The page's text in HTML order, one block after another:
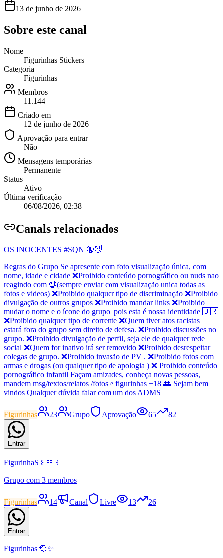
13 de junho de 2026
Sobre este canal
Nome
Figurinhas Stickers
Categoria
Figurinhas
Membros
11.144
Criado em
12 de junho de 2026
Aprovação para entrar
Não
Mensagens temporárias
Permanente
Status
Ativo
Última verificação
06/08/2026, 02:38
Canals relacionados
OS INOCENTES #SQN 🔞😈
Regras do Grupo Se apresente com foto visualização única, com
nome, idade e cidade ❌Proibido conteúdo pornográfico ou nuds nao
reagindo com 🔞(sempre enviar com visualização unica todas as
fotos e videos) ❌Proibido qualquer tipo de discriminação ❌Proibido
divulgação de outros grupos ❌Proibido mandar links ❌Proibido
mudar o nome e o ícone do grupo, pois esta é nossa identidade 🇧🇷
❌Proibido qualquer tipo de corrente ❌Quem tiver atos racistas
estará fora do grupo sem direito de defesa. ❌Proibido discussões no
grupo. ❌Proibido divulgação de perfil, seja ele de qualquer rede
social ❌Quem for inativo irá ser removido ❌Proibido desrespeitar
colegas de grupo. ❌Proibido invasão de PV . ❌Proibido fotos com
armas e drogas (ou qualquer tipo de apologia ) ❌ Proibido conteúdo
pornográfico infantil Façam amizades, conheça novas pessoas,
mandem msg/textos/relatos /fotos e figurinhas +18 👥 Sejam bem
vindos Qualquer dúvida falar com um dos ADMS
Figurinhas 23 Grupo Aprovação 65 82
Entrar
FigurinhaS ꒰ 🎀 ꒱
Grupo com 3 membros
Figurinhas 14 Canal Livre 13 26
Entrar
Figurinhas 💞✨